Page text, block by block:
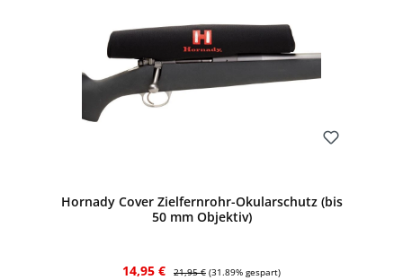
Hornady Cover Zielfernrohr-Okularschutz (bis
50 mm Objektiv)
Verkaufspreis:
14,95 € Regulärer Preis:
21,95 € (31.89% gespart)